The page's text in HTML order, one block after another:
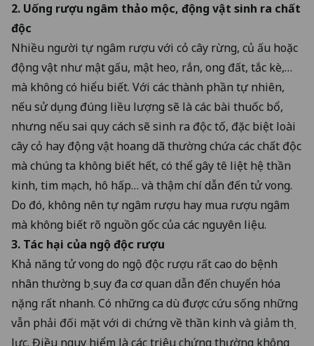
2. Uống rượu ngâm thảo mộc, động vật sinh ra chất
độc
Nhiều người tự ngâm rượu với cỏ cây rừng, củ ấu hoặc
động vật như mật gấu, mật heo, rắn, ong đất, tắc kè,…
mà không có hiểu biết. Với các thành phần tự nhiên,
nếu sử dụng đúng liều lượng sẽ là các bài thuốc bổ,
nhưng nếu sai quy cách sẽ sinh ra độc tố, đặc biệt loài
cây cỏ hay động vật hoang dã thường chứa các chất độc
mà chúng ta không biết hết, có thể gây tê liệt hệ thần
kinh, tim mạch, hô hấp… và thậm chí dẫn đến tử vong.
Do đó, không nên tự ngâm rượu hay mua rượu ngâm
mà không biết rõ nguồn gốc của các nguyên liệu.
3. Tác hại của ngộ độc rượu
Khả năng tử vong do ngộ độc rượu rất cao do bệnh
nhân thường bị suy đa cơ quan dẫn đến chuyển hóa
nặng rất nhanh. Có những ca dù được cứu sống những
vẫn phải đối mặt với di chứng về thần kinh và giảm thị
lực. Điều nguy hiểm là các triệu chứng thường không